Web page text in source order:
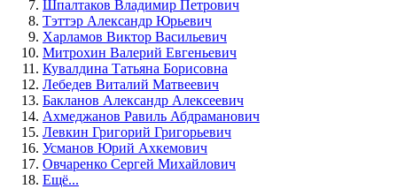
Шпалтаков Владимир Петрович
Тэттэр Александр Юрьевич
Харламов Виктор Васильевич
Митрохин Валерий Евгеньевич
Кувалдина Татьяна Борисовна
Лебедев Виталий Матвеевич
Бакланов Александр Алексеевич
Ахмеджанов Равиль Абдраманович
Левкин Григорий Григорьевич
Усманов Юрий Ахкемович
Овчаренко Сергей Михайлович
Ещё...